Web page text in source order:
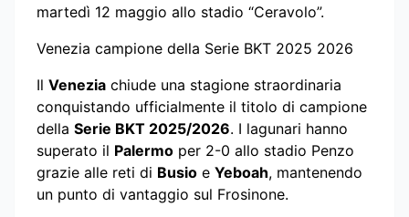
martedì 12 maggio allo stadio “Ceravolo”.
Venezia campione della Serie BKT 2025 2026
Il Venezia chiude una stagione straordinaria
conquistando ufficialmente il titolo di campione
della Serie BKT 2025/2026. I lagunari hanno
superato il Palermo per 2-0 allo stadio Penzo
grazie alle reti di Busio e Yeboah, mantenendo
un punto di vantaggio sul Frosinone.